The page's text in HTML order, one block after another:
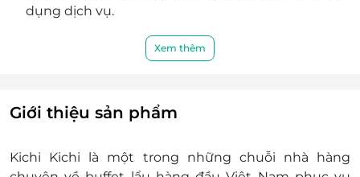
17A, Bình Trị Đông B, Bình Tân, Hồ Chí Minh.
L1-02A, Tầng 1, số 188 Nguyễn Xí, P. 26, Bình Thạnh,
phố Hồ Chí Minh, Việt Nam
Môn, Huyện Hóc Môn, Thành phố Hồ Chí Minh
dụng dịch vụ.
trình khuyến mại khác tại cửa hàng.
được yêu cầu xuất hóa đơn tài chính cho phần
giá trị quy đổi.
Xem thêm
Giới thiệu sản phẩm
Kichi Kichi là một trong những chuỗi nhà hàng